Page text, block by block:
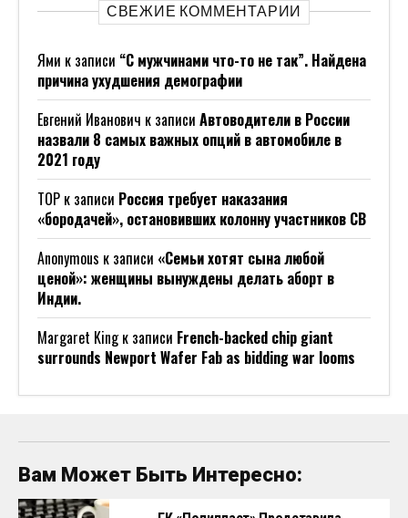
СВЕЖИЕ КОММЕНТАРИИ
Ями к записи “С мужчинами что-то не так”. Найдена
причина ухудшения демографии
Евгений Иванович к записи Автоводители в России
назвали 8 самых важных опций в автомобиле в
2021 году
ТОР к записи Россия требует наказания
«бородачей», остановивших колонну участников СВ
Anonymous к записи «Семьи хотят сына любой
ценой»: женщины вынуждены делать аборт в
Индии.
Margaret Kingк записи French-backed chip giant
surrounds Newport Wafer Fab as bidding war looms
Вам Может Быть Интересно: